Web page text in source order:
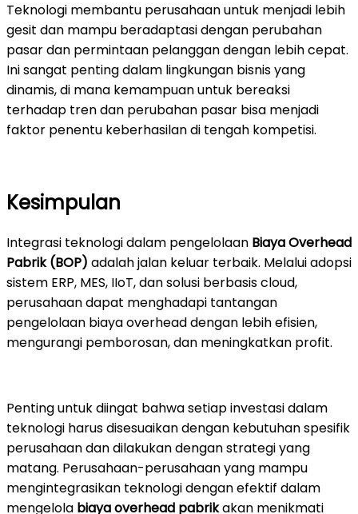
Teknologi membantu perusahaan untuk menjadi lebih
gesit dan mampu beradaptasi dengan perubahan
pasar dan permintaan pelanggan dengan lebih cepat.
Ini sangat penting dalam lingkungan bisnis yang
dinamis, di mana kemampuan untuk bereaksi
terhadap tren dan perubahan pasar bisa menjadi
faktor penentu keberhasilan di tengah kompetisi.
Kesimpulan
Integrasi teknologi dalam pengelolaan Biaya Overhead
Pabrik (BOP) adalah jalan keluar terbaik. Melalui adopsi
sistem ERP, MES, IIoT, dan solusi berbasis cloud,
perusahaan dapat menghadapi tantangan
pengelolaan biaya overhead dengan lebih efisien,
mengurangi pemborosan, dan meningkatkan profit.
Penting untuk diingat bahwa setiap investasi dalam
teknologi harus disesuaikan dengan kebutuhan spesifik
perusahaan dan dilakukan dengan strategi yang
matang. Perusahaan-perusahaan yang mampu
mengintegrasikan teknologi dengan efektif dalam
mengelola biaya overhead pabrikakan menikmati